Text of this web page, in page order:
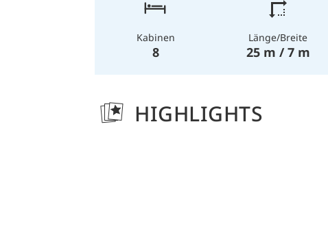
Kabinen
8
Länge/Breite
25 m / 7 m
HIGHLIGHTS